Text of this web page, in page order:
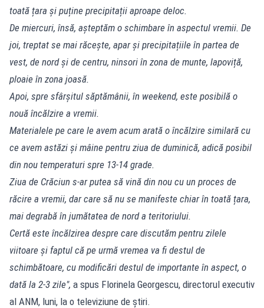
toată țara și puține precipitații aproape deloc.
De miercuri, însă, așteptăm o schimbare în aspectul vremii. De
joi, treptat se mai răcește, apar și precipitațiile în partea de
vest, de nord și de centru, ninsori în zona de munte, lapoviță,
ploaie în zona joasă.
Apoi, spre sfârșitul săptămânii, în weekend, este posibilă o
nouă încălzire a vremii.
Materialele pe care le avem acum arată o încălzire similară cu
ce avem astăzi și mâine pentru ziua de duminică, adică posibil
din nou temperaturi spre 13-14 grade.
Ziua de Crăciun s-ar putea să vină din nou cu un proces de
răcire a vremii, dar care să nu se manifeste chiar în toată țara,
mai degrabă în jumătatea de nord a teritoriului.
Certă este încălzirea despre care discutăm pentru zilele
viitoare și faptul că pe urmă vremea va fi destul de
schimbătoare, cu modificări destul de importante în aspect, o
dată la 2-3 zile", a spus Florinela Georgescu, directorul executiv
al ANM, luni, la o televiziune de știri.